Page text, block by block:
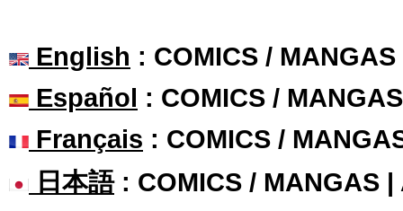
English : COMICS /
Español : COMICS /
Français : COMICS /
日本語: COMICS / MANGAS |